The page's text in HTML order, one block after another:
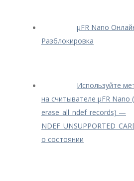
μFR Nano
Разблокировка
Используйте
на считывателе μFR Nano
erase_all_ndef_records) —
о состоянии